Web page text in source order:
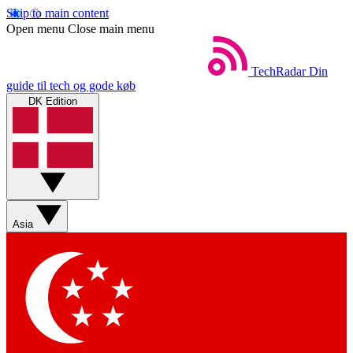
Skip to main content
Open menu Close main menu
TechRadar Din
guide til tech og gode køb
DK Edition
Asia